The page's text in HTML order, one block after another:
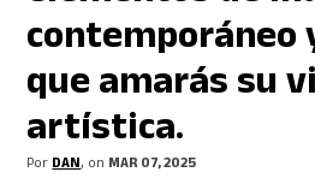
contemporáneo
que amarás su
artística.
PorDAN, on MAR 07, 2025